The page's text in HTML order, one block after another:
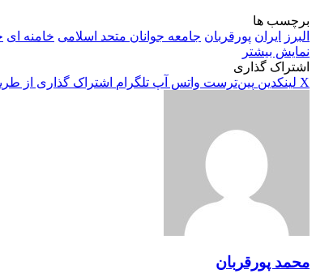
برچسب ها
البرز
ایران پورقربان جامعه جوانان متحد اسلامی خامنه ای
نمایش بیشتر
اشتراک گذاری
X لینکدین ‫پین‌ترست واتس آپ تلگرام اشتراک گذاری از
محمد پورقربان